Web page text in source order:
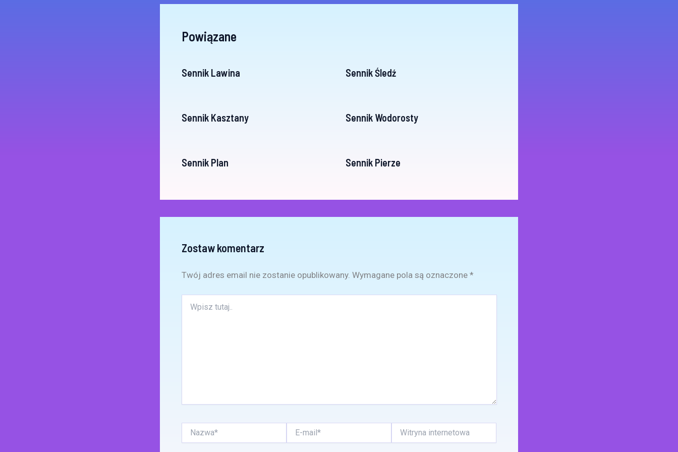
Powiązane
Sennik Lawina Sennik Śledź
Sennik Kasztany Sennik Wodorosty
Sennik Plan Sennik Pierze
Zostaw komentarz
Twój adres email nie zostanie opublikowany. Wymagane pola są oznaczone *
tutaj..
mail*
internetowa